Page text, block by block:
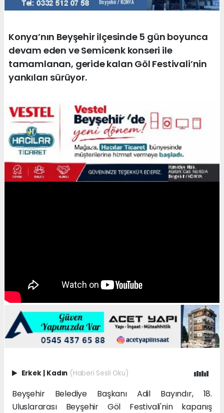
Konya’nın Beyşehir ilçesinde 5 gün boyunca
devam eden ve Semicenk konseri ile
tamamlanan, geride kalan Göl Festivali’nin
yankıları sürüyor.
Erkek | Kadın (Haberi Sesli Oku)
Beyşehir Belediye Başkanı Adil Bayındır, 18.
Uluslararası Beyşehir Göl Festivali'nin kapanış